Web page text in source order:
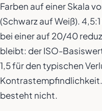
Farben auf einer Skala
(Schwarz auf Weiß).
bei einer auf 20/40
bleibt: der ISO-
1,5 für den typischen
Kontrastempfindlichkeit.
besteht nicht.